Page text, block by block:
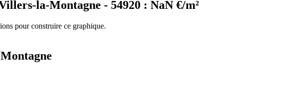
la-Montagne - 54920 : NaN €/m²
pour construire ce graphique.